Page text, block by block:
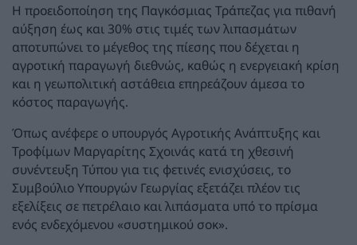
Η προειδοποίηση της Παγκόσμιας Τράπεζας για πιθανή
αύξηση έως και 30% στις τιμές των λιπασμάτων
αποτυπώνει το μέγεθος της πίεσης που δέχεται η
αγροτική παραγωγή διεθνώς, καθώς η ενεργειακή κρίση
και η γεωπολιτική αστάθεια επηρεάζουν άμεσα το
κόστος παραγωγής.
Όπως ανέφερε ο υπουργός Αγροτικής Ανάπτυξης και
Τροφίμων Μαργαρίτης Σχοινάς κατά τη χθεσινή
συνέντευξη Τύπου για τις φετινές ενισχύσεις, το
Συμβούλιο Υπουργών Γεωργίας εξετάζει πλέον τις
εξελίξεις σε πετρέλαιο και λιπάσματα υπό το πρίσμα
ενός ενδεχόμενου «συστημικού σοκ».